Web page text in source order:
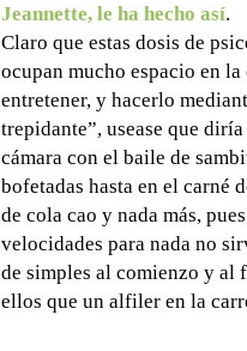
Jeannette, le ha hecho así.
Claro que estas dosis de
ocupan mucho espacio en
entretener, y hacerlo
trepidante”, usease que diría
cámara con el baile de
bofetadas hasta en el carné
de cola cao y nada más,
velocidades para nada no
de simples al comienzo y al
ellos que un alfiler en la